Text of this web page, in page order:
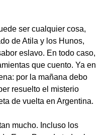
ser cualquier cosa,
de Atila y los Hunos,
eslavo. En todo caso,
que cuento. Ya en
por la mañana debo
resuelto el misterio
de vuelta en Argentina.
mucho. Incluso los